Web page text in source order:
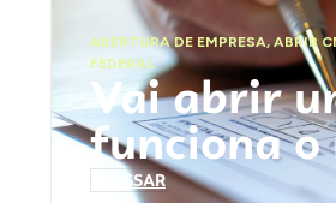
ABERTURA DE EMPRESA,ABRIR
FEDERAL
Vai abrir
funciona o
ACESSAR